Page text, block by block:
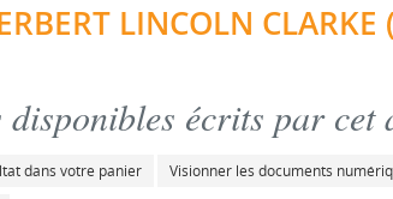
LINCOLN
disponibles écrits par cet
dans votre panier
Visionner les documents